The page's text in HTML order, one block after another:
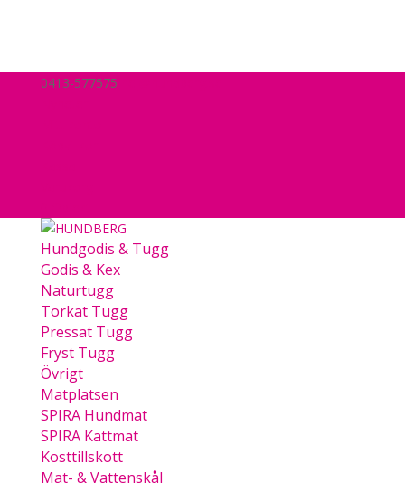
0413-577575
Hundgodis & Tugg
Godis & Kex
Naturtugg
Torkat Tugg
Pressat Tugg
Fryst Tugg
Övrigt
Matplatsen
SPIRA Hundmat
SPIRA Kattmat
Kosttillskott
Mat- & Vattenskål